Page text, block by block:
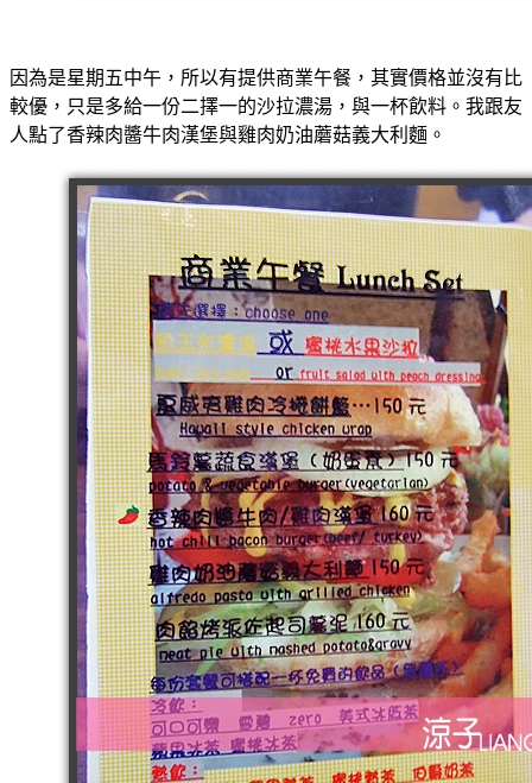
因為是星期五中午，所以有提供商業午餐，其實價格並沒有比
較優，只是多給一份二擇一的沙拉濃湯，與一杯飲料。我跟友
人點了香辣肉醬牛肉漢堡與雞肉奶油蘑菇義大利麵。